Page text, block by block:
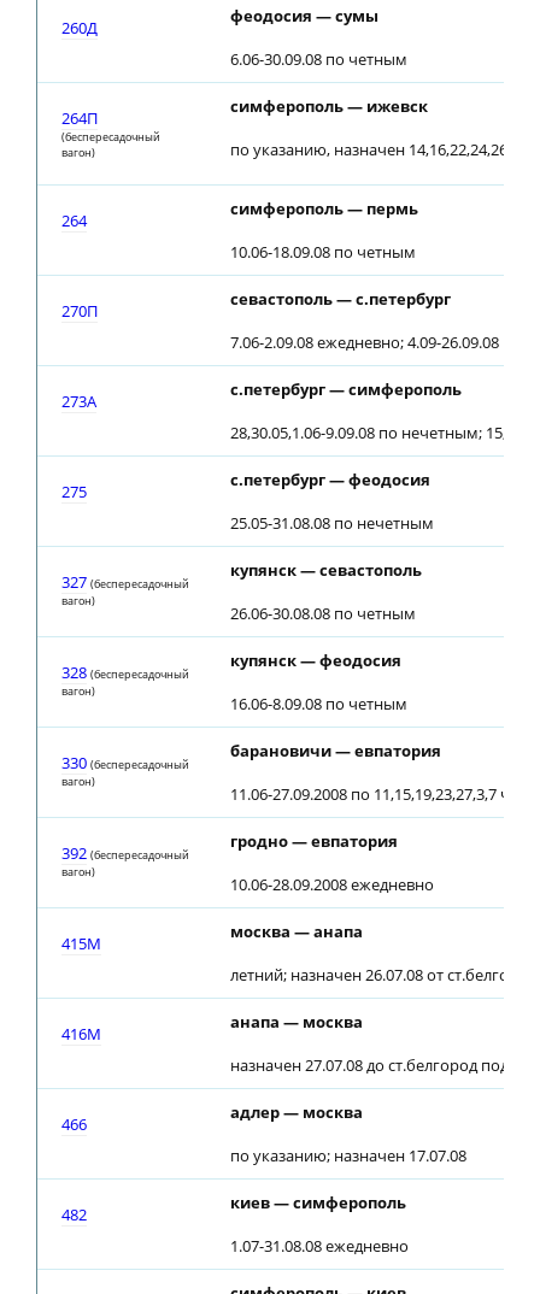
260Д
феодосия — сумы
6.06-30.09.08 по четным
264П
(беспересадочный
вагон)
симферополь — ижевск
по указанию, назначен
264
симферополь — пермь
10.06-18.09.08 по четным
270П
севастополь — с.петербург
7.06-2.09.08 ежедневно; 4.09-26.09.08 по
273A
с.петербург — симферополь
28,30.05,1.06-9.09.08 по нечетным;
275
с.петербург — феодосия
25.05-31.08.08 по нечетным
327 (беспересадочный
вагон)
купянск — севастополь
26.06-30.08.08 по четным
328 (беспересадочный
вагон)
купянск — феодосия
16.06-8.09.08 по четным
330 (беспересадочный
вагон)
барановичи — евпатория
11.06-27.09.2008 по 11,15,19,23,27,3,7
392 (беспересадочный
вагон)
гродно — евпатория
10.06-28.09.2008 ежедневно
415М
москва — анапа
летний; назначен 26.07.08 от ст.белгород
416М
анапа — москва
назначен 27.07.08 до ст.белгород под
466
адлер — москва
по указанию; назначен 17.07.08
482
киев — симферополь
1.07-31.08.08 ежедневно